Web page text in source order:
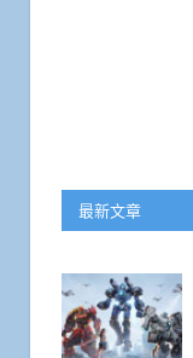
最新文章